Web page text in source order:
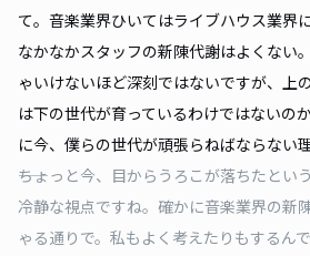
て。音楽業界ひいてはライブハウス業界
なかなかスタッフの新陳代謝はよくない
ゃいけないほど深刻ではないですが、上
は下の世代が育っているわけではないの
に今、僕らの世代が頑張らねばならない理
――ちょっと今、目からうろこが落ちたと
冷静な視点ですね。確かに音楽業界の新
ゃる通りで。私もよく考えたりもするん